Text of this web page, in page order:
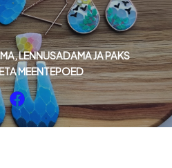
LENNUSADAMA JA PAKS
MEENTEPOED